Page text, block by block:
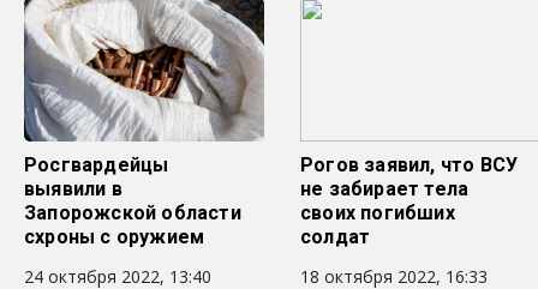
Росгвардейцы
выявили в
Запорожской области
схроны с оружием
24 октября 2022, 13:40
Рогов заявил, что ВСУ
не забирает тела
своих погибших
солдат
18 октября 2022, 16:33